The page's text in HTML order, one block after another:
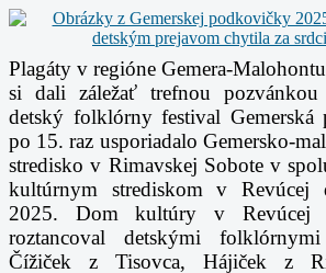
Plagáty v regióne Gemera-
si dali záležať trefnou pozvánkou
detský folklórny festival Gemerská
po 15. raz usporiadalo Gemersko-
stredisko v Rimavskej Sobote v
kultúrnym strediskom v Revúcej
2025. Dom kultúry v Revúcej
roztancoval detskými
Čížiček z Tisovca, Hájiček z